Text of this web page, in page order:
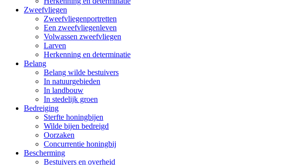
Zweefvliegen
Zweefvliegenportretten
Een zweefvliegenleven
Volwassen zweefvliegen
Larven
Herkenning en determinatie
Belang
Belang wilde bestuivers
In natuurgebieden
In landbouw
In stedelijk groen
Bedreiging
Sterfte honingbijen
Wilde bijen bedreigd
Oorzaken
Concurrentie honingbij
Bescherming
Bestuivers en overheid